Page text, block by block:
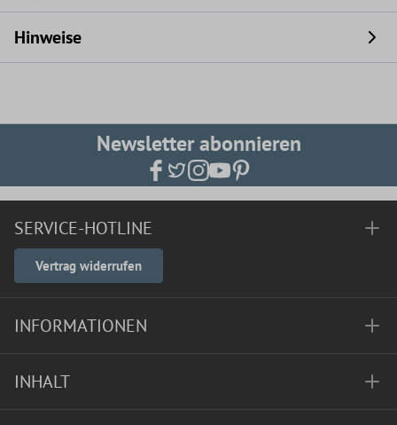
Hinweise
Newsletter abonnieren
SERVICE-HOTLINE
Vertrag widerrufen
INFORMATIONEN
INHALT